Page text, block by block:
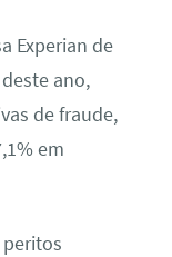
Experian de
ano,
de fraude,
em